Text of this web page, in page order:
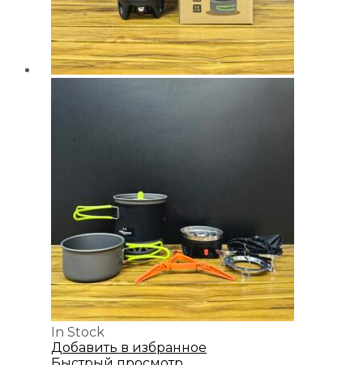
In Stock
Добавить в избранное